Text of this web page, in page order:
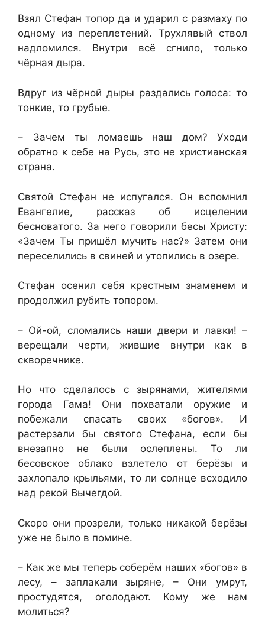
Взял Стефан топор да и ударил с размаху по
одному из переплетений. Трухлявый ствол
надломился. Внутри всё сгнило, только
чёрная дыра.
Вдруг из чёрной дыры раздались голоса: то
тонкие, то грубые.
– Зачем ты ломаешь наш дом? Уходи
обратно к себе на Русь, это не христианская
страна.
Святой Стефан не испугался. Он вспомнил
Евангелие, рассказ об исцелении
бесноватого. За него говорили бесы Христу:
«Зачем Ты пришёл мучить нас?» Затем они
переселились в свиней и утопились в озере.
Стефан осенил себя крестным знаменем и
продолжил рубить топором.
– Ой-ой, сломались наши двери и лавки! –
верещали черти, жившие внутри как в
скворечнике.
Но что сделалось с зырянами, жителями
города Гама! Они похватали оружие и
побежали спасать своих «богов». И
растерзали бы святого Стефана, если бы
внезапно не были ослеплены. То ли
бесовское облако взлетело от берёзы и
захлопало крыльями, то ли солнце всходило
над рекой Вычегдой.
Скоро они прозрели, только никакой берёзы
уже не было в помине.
– Как же мы теперь соберём наших «богов» в
лесу, – заплакали зыряне, – Они умрут,
простудятся, оголодают. Кому же нам
молиться?